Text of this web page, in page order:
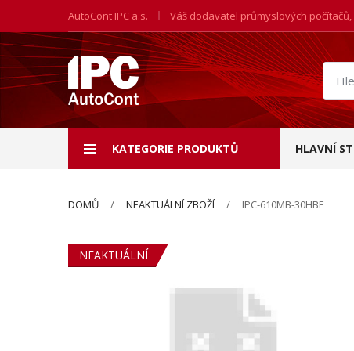
AutoCont IPC a.s. Váš dodavatel průmyslových
KATEGORIE PRODUKTŮ HLAVNÍ
DOMŮ NEAKTUÁLNÍ ZBOŽÍ IPC-610MB-30HBE
NEAKTUÁLNÍ